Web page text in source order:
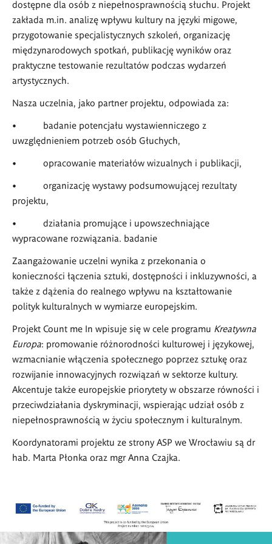
dostępne dla osób z niepełnosprawnością słuchu. Projekt
zakłada m.in. analizę wpływu kultury na języki migowe,
przygotowanie specjalistycznych szkoleń, organizację
międzynarodowych spotkań, publikację wyników oraz
praktyczne testowanie rezultatów podczas wydarzeń
artystycznych.
Nasza uczelnia, jako partner projektu, odpowiada za:
• badanie potencjału wystawienniczego z
uwzględnieniem potrzeb osób Głuchych,
• opracowanie materiałów wizualnych i publikacji,
• organizację wystawy podsumowującej rezultaty
projektu,
• działania promujące i upowszechniające
wypracowane rozwiązania. badanie
Zaangażowanie uczelni wynika z przekonania o
konieczności łączenia sztuki, dostępności i inkluzywności, a
także z dążenia do realnego wpływu na kształtowanie
polityk kulturalnych w wymiarze europejskim.
Projekt Count me In wpisuje się w cele programu Kreatywna
Europa: promowanie różnorodności kulturowej i językowej,
wzmacnianie włączenia społecznego poprzez sztukę oraz
rozwijanie innowacyjnych rozwiązań w sektorze kultury.
Akcentuje także europejskie priorytety w obszarze równości i
przeciwdziałania dyskryminacji, wspierając udział osób z
niepełnosprawnością w życiu społecznym i kulturalnym.
Koordynatorami projektu ze strony ASP we Wrocławiu są dr
hab. Marta Płonka oraz mgr Anna Czajka.